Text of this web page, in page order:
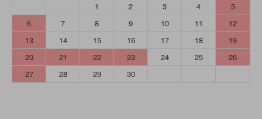
1
2 3 4
5
6
7 8 9 10 11
12
13
14 15 16 17 18
19
20
21 22 23 24 25
26
27
28 29 30